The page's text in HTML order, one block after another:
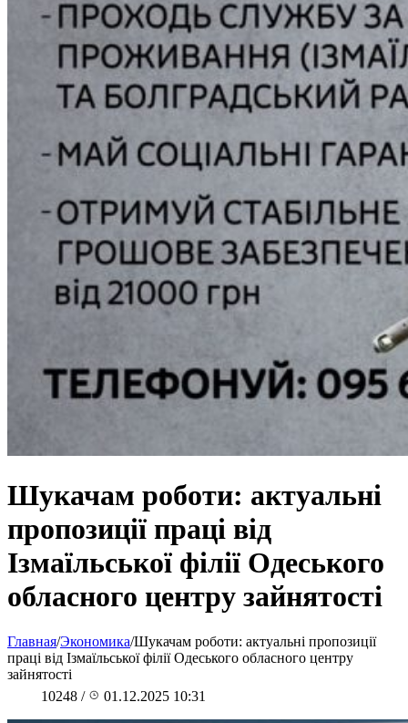
Шукачам роботи: актуальні
пропозиції праці від
Ізмаїльської філії Одеського
обласного центру зайнятості
Главная/Экономика/Шукачам роботи: актуальні пропозиції
праці від Ізмаїльської філії Одеського обласного центру
зайнятості
10248 / 01.12.2025 10:31